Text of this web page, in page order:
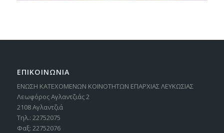
ΕΠΙΚΟΙΝΩΝΙΑ
ΕΝΩΣΗ ΚΑΤΕΧΟΜΕΝΩΝ ΚΟΙΝΟΤΗΤΩΝ ΕΠΑΡΧΙΑΣ ΛΕΥΚΩΣΙΑΣ
Λεωφόρος Αγλαντζιάς 2
2108 Αγλαντζιά
Τηλ.: 22752075
Φαξ: 22752076